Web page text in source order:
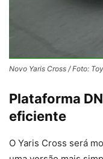
Novo Yaris Cross / Foto:
Plataforma
eficiente
O Yaris Cross será